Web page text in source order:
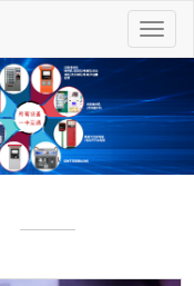
切
换
航